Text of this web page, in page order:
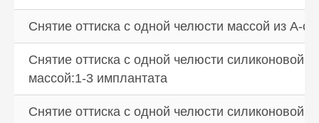
Снятие оттиска с одной челюсти массой из А-
Снятие оттиска с одной челюсти силиконовой
массой:1-3 имплантата
Снятие оттиска с одной челюсти силиконовой